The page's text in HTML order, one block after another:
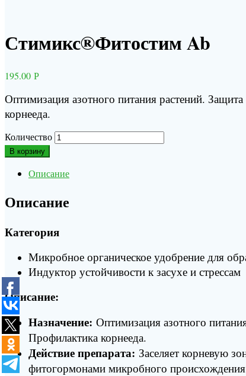
Стимикс®Фитостим Ab
195.00 Р
Оптимизация азотного питания растений.
корнееда.
Количество
В корзину
Описание
Описание
Категория
Микробное органическое удобрение для
Индуктор устойчивости к засухе и стрессам
Описание:
Назначение: Оптимизация азотного
Профилактика корнееда.
Действие препарата: Заселяет корневую
фитогормонами микробного